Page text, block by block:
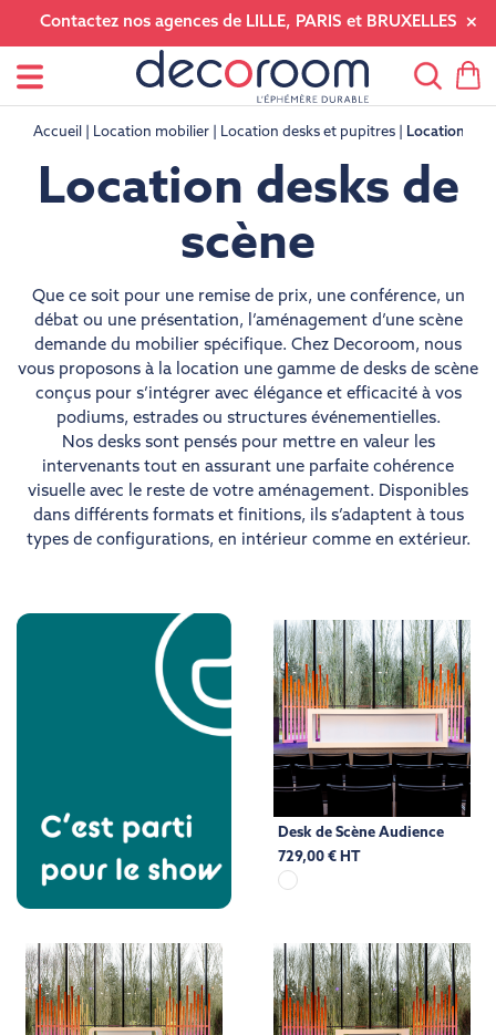
Contactez nos agences de LILLE, PARIS et BRUXELLES
Accueil Location mobilier Location desks et pupitres Location
Location desks de
scène
Que ce soit pour une remise de prix, une conférence, un
débat ou une présentation, l’aménagement d’une scène
demande du mobilier spécifique. Chez Decoroom, nous
vous proposons à la location une gamme de desks de scène
conçus pour s’intégrer avec élégance et efficacité à vos
podiums, estrades ou structures événementielles.
Nos desks sont pensés pour mettre en valeur les
intervenants tout en assurant une parfaite cohérence
visuelle avec le reste de votre aménagement. Disponibles
dans différents formats et finitions, ils s’adaptent à tous
types de configurations, en intérieur comme en extérieur.
Desk de Scène Audience
729,00 € HT